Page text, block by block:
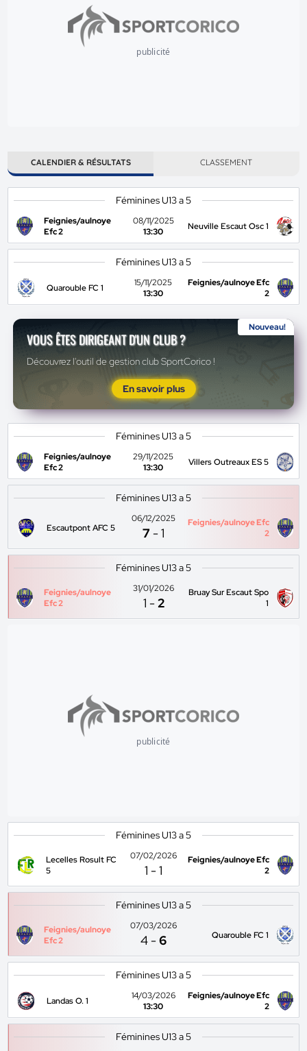
publicité
CALENDIER & RÉSULTATS CLASSEMENT
Féminines U13 a 5
Feignies/aulnoye
Efc 2
08/11/2025
13:30
Neuville Escaut Osc 1
Féminines U13 a 5
Quarouble FC 1
15/11/2025
13:30
Feignies/aulnoye Efc
2
Nouveau!
VOUS ÊTES DIRIGEANT D'UN CLUB ?
Découvrez l'outil de gestion club SportCorico !
En savoir plus
Féminines U13 a 5
Feignies/aulnoye
Efc 2
29/11/2025
13:30
Villers Outreaux ES 5
Féminines U13 a 5
Escautpont AFC 5
06/12/2025
7 -1
Feignies/aulnoye Efc
2
Féminines U13 a 5
Feignies/aulnoye
Efc 2
31/01/2026
1 -2
Bruay Sur Escaut Spo
1
publicité
Féminines U13 a 5
Lecelles Rosult FC
5
07/02/2026
1 -1
Feignies/aulnoye Efc
2
Féminines U13 a 5
Feignies/aulnoye
Efc 2
07/03/2026
4 -6 Quarouble FC 1
Féminines U13 a 5
Landas O. 1
14/03/2026
13:30
Feignies/aulnoye Efc
2
Féminines U13 a 5